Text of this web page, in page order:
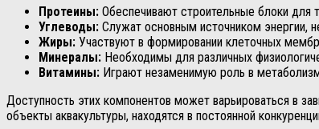
Протеины: Обеспечивают строительные блоки для
Углеводы: Служат основным источником энергии,
Жиры: Участвуют в формировании клеточных
Минералы: Необходимы для различных
Витамины: Играют незаменимую роль в
Доступность этих компонентов может варьироваться в
объекты аквакультуры, находятся в постоянной